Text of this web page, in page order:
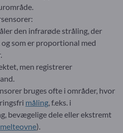
den infrarøde stråling, der
som er proportional med
men registrerer
bruges ofte i områder, hvor
måling, f.eks. i
bevægelige dele eller ekstremt
).